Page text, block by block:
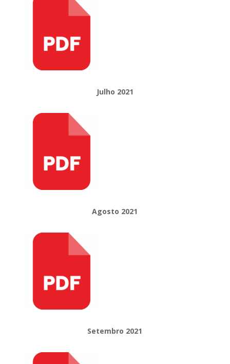
Julho 2021
Agosto 2021
Setembro 2021